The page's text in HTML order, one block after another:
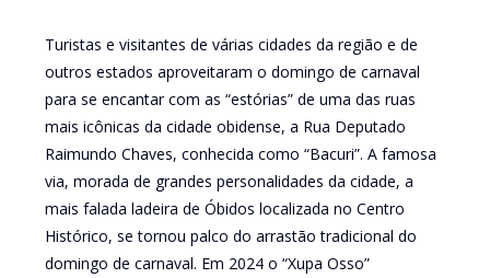
Turistas e visitantes de várias cidades da região e de
outros estados aproveitaram o domingo de carnaval
para se encantar com as “estórias” de uma das ruas
mais icônicas da cidade obidense, a Rua Deputado
Raimundo Chaves, conhecida como “Bacuri”. A famosa
via, morada de grandes personalidades da cidade, a
mais falada ladeira de Óbidos localizada no Centro
Histórico, se tornou palco do arrastão tradicional do
domingo de carnaval. Em 2024 o “Xupa Osso”